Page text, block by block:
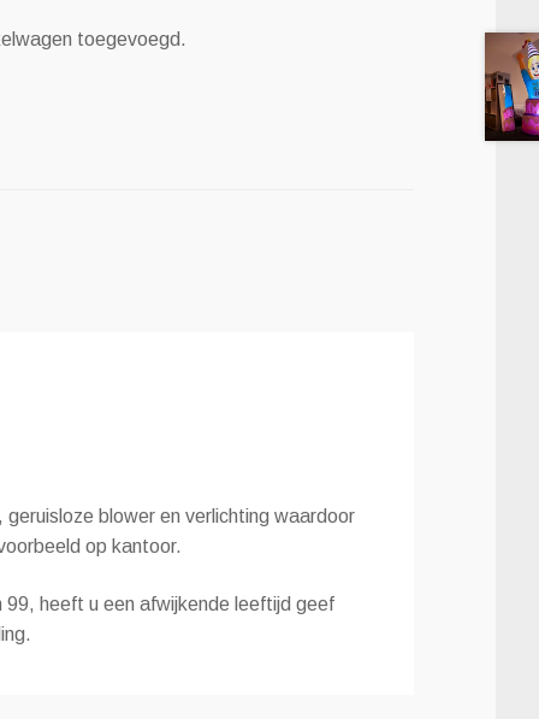
toegevoegd.
blower en verlichting waardoor
op kantoor.
heeft u een afwijkende leeftijd geef